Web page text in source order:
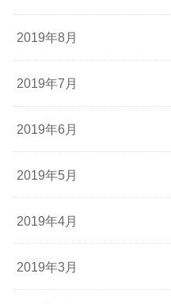
2019年8月
2019年7月
2019年6月
2019年5月
2019年4月
2019年3月